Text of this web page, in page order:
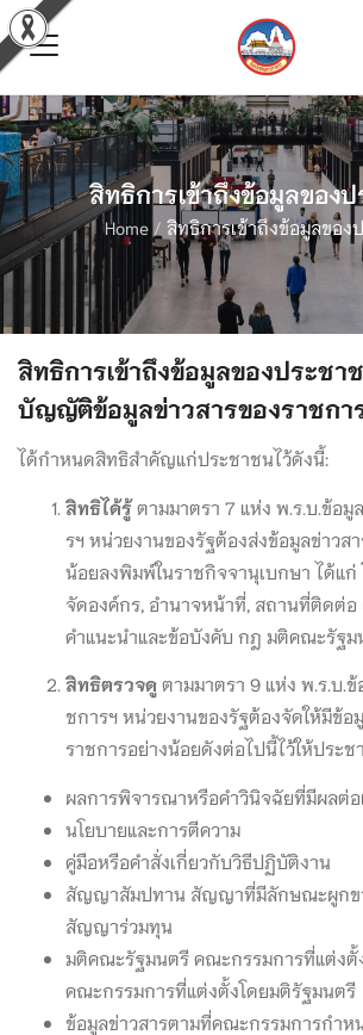
สิทธิการเข้าถึงข้อมูลของ
Home / สิทธิการเข้าถึงข้อมูลของ
สิทธิการเข้าถึงข้อมูลของประชา
บัญญัติข้อมูลข่าวสารของราชกา
ได้กำหนดสิทธิสําคัญแก่ประชาชนไว้ดังนี้:
สิทธิได้รู้ตามมาตรา 7 แห่ง พ.ร.บ.ข้อมู
รฯ หน่วยงานของรัฐต้องส่งข้อมูลข่าวส
น้อยลงพิมพ์ในราชกิจจานุเบกษา ได้แก่
จัดองค์กร, อำนาจหน้าที่, สถานที่ติดต่อ
คำแนะนำและข้อบังคับ กฎ มติคณะรัฐม
สิทธิตรวจดู ตามมาตรา 9 แห่ง พ.ร.บ.ข้
ชการฯ หน่วยงานของรัฐต้องจัดให้มีข้อ
ราชการอย่างน้อยดังต่อไปนี้ไว้ให้ประช
ผลการพิจารณาหรือคำวินิจฉัยที่มีผลต่อ
นโยบายและการตีความ
คู่มือหรือคำสั่งเกี่ยวกับวิธีปฏิบัติงาน
สัญญาสัมปทาน สัญญาที่มีลักษณะผูกข
สัญญาร่วมทุน
มติคณะรัฐมนตรี คณะกรรมการที่แต่งตั้
คณะกรรมการที่แต่งตั้งโดยมติรัฐมนตรี
ข้อมูลข่าวสารตามที่คณะกรรมการกำห